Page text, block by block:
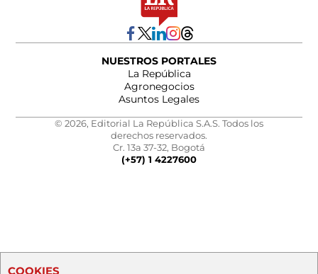
NUESTROS PORTALES
La República
Agronegocios
Asuntos Legales
© 2026, Editorial La República S.A.S. Todos los
derechos reservados.
Cr. 13a 37-32, Bogotá
(+57) 1 4227600
COOKIES